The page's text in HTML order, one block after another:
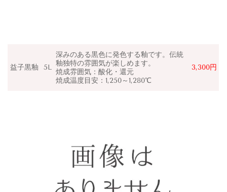
益子黒釉 5L
深みのある黒色に発色する釉です。伝統
釉独特の雰囲気が楽しめます。
焼成雰囲気：酸化・還元
焼成温度目安：1,250～1,280℃
3,300円